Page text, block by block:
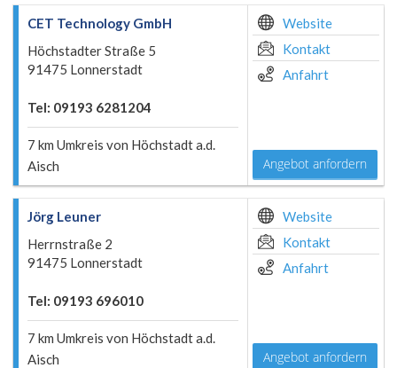
CET Technology GmbH
Höchstadter Straße 5
91475 Lonnerstadt
Tel: 09193 6281204
7 km Umkreis von Höchstadt a.d.
Aisch
Website
Kontakt
Anfahrt
Angebot anfordern
Jörg Leuner
Herrnstraße 2
91475 Lonnerstadt
Tel: 09193 696010
7 km Umkreis von Höchstadt a.d.
Aisch
Website
Kontakt
Anfahrt
Angebot anfordern